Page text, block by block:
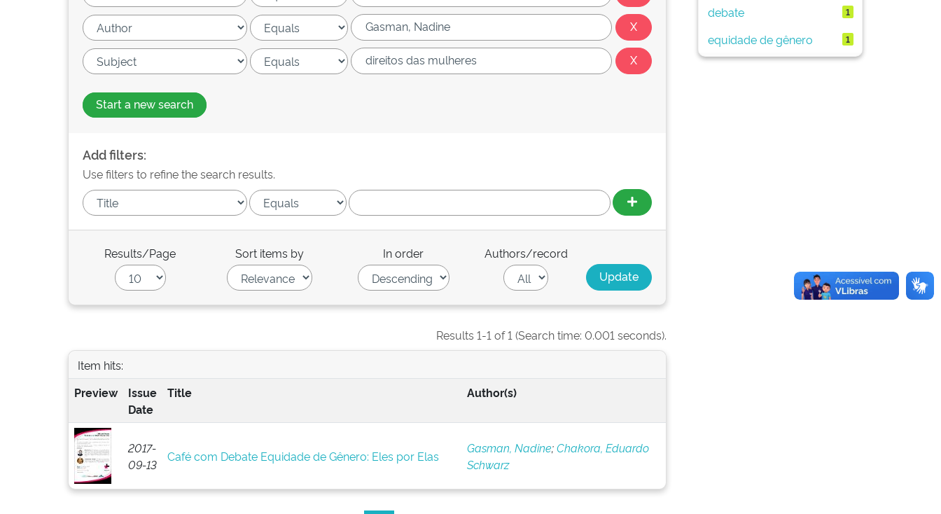
Start a new search
Add filters:
Use filters to refine the search results.
Results/Page Sort items by In order Authors/record
Results 1-1 of 1 (Search time: 0.001 seconds).
Item hits:
Preview
Issue
Date
Title Author(s)
2017-
09-13
Café com Debate Equidade de Gênero: Eles por Elas
Gasman, Nadine;Chakora, Eduardo
Schwarz
debate
1
equidade de gênero 1